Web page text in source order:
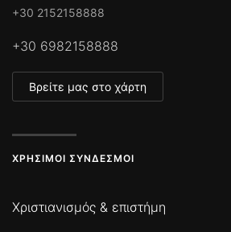
+30 2152158888
+30 6982158888
Βρείτε μας στο χάρτη
ΧΡΉΣΙΜΟΙ ΣΎΝΔΕΣΜΟΙ
Χριστιανισμός & επιστήμη